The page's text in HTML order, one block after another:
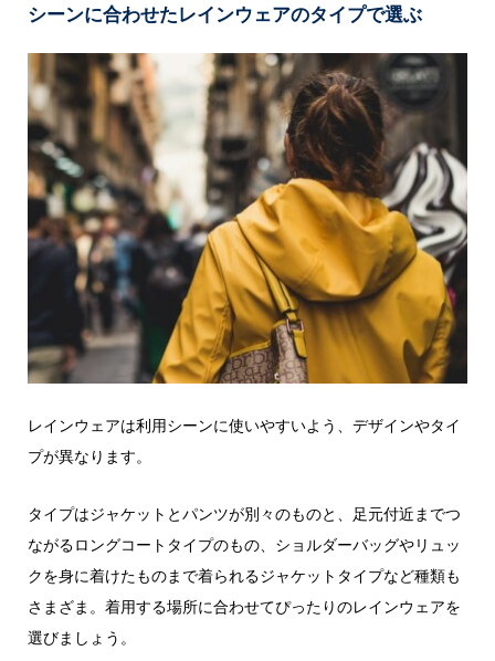
シーンに合わせたレインウェアのタイプで選ぶ
レインウェアは利用シーンに使いやすいよう、デザインやタイ
プが異なります。
タイプはジャケットとパンツが別々のものと、足元付近までつ
ながるロングコートタイプのもの、ショルダーバッグやリュッ
クを身に着けたものまで着られるジャケットタイプなど種類も
さまざま。着用する場所に合わせてぴったりのレインウェアを
選びましょう。